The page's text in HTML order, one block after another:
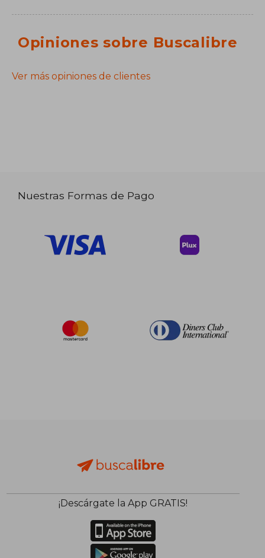
Opiniones sobre Buscalibre
Ver más opiniones de clientes
Nuestras Formas de Pago
¡Descárgate la App GRATIS!